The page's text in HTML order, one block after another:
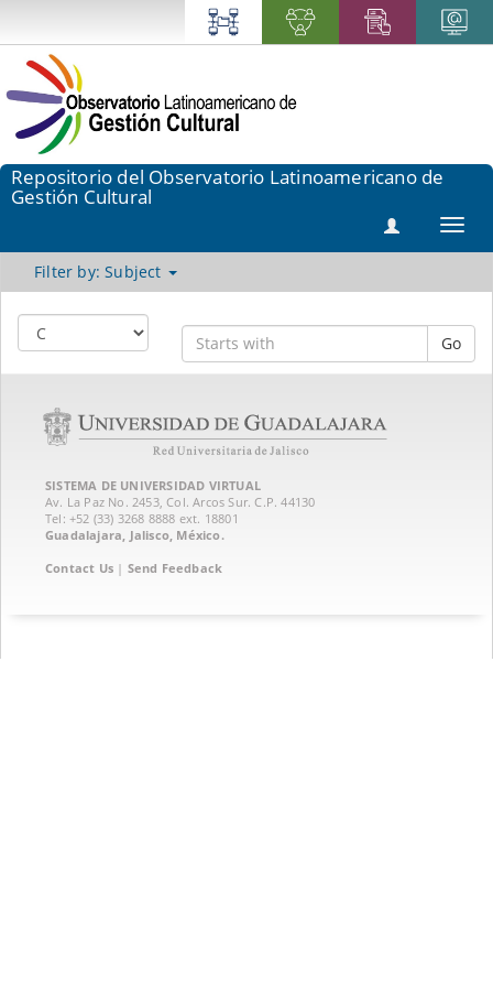
Repositorio del Observatorio Latinoamericano de
Gestión Cultural
Filter by: Subject
Go
SISTEMA DE UNIVERSIDAD VIRTUAL
Av. La Paz No. 2453, Col. Arcos Sur. C.P. 44130
Tel: +52 (33) 3268 8888‏ ext. 18801
Guadalajara, Jalisco, México.
Contact Us | Send Feedback